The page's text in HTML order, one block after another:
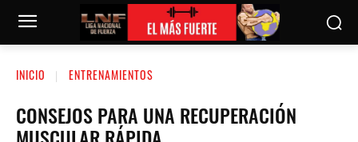
INICIO ENTRENAMIENTOS
CONSEJOS PARA UNA RECUPERACIÓN